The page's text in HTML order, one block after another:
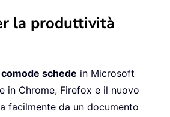
la produttività
comode schede in Microsoft
in Chrome, Firefox e il nuovo
facilmente da un documento